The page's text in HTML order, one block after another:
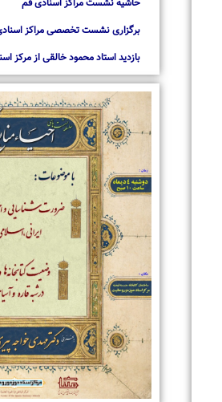
حاشیه نشست مراکز اسنادی قم
برگزاری نشست تخصصی مراکز اسنادی و
بازدید استاد محمود خالقی از مرکز اسناد